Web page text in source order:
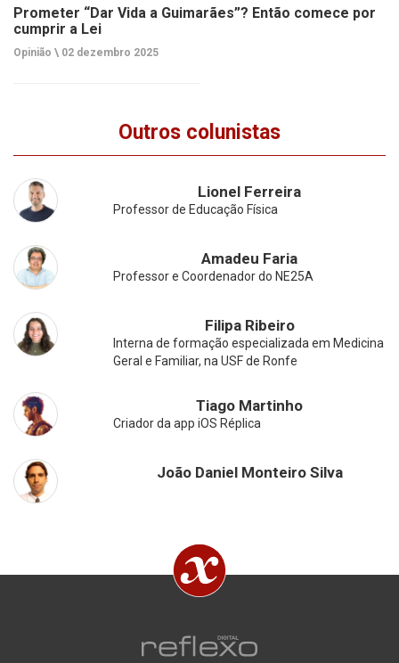
Prometer “Dar Vida a Guimarães”? Então comece por
cumprir a Lei
Opinião \ 02 dezembro 2025
Outros colunistas
Lionel Ferreira
Professor de Educação Física
Amadeu Faria
Professor e Coordenador do NE25A
Filipa Ribeiro
Interna de formação especializada em Medicina
Geral e Familiar, na USF de Ronfe
Tiago Martinho
Criador da app iOS Réplica
João Daniel Monteiro Silva